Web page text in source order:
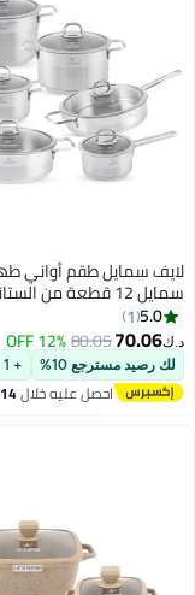
طقم أواني طهي لايف
12 قطعة من الستانلس
ستيل 18/10 الفاخر – مجموعة
مع أغطية زجاجية –
يشمل قدور شوربة 20/24/28 سم
مع غطاء، قدر مسطح 32 سم مع
غطاء، مقلاة 32 سم مع غطاء، وقدر
12% OFF
10%
+ 1
عليه خلال 14 - 15